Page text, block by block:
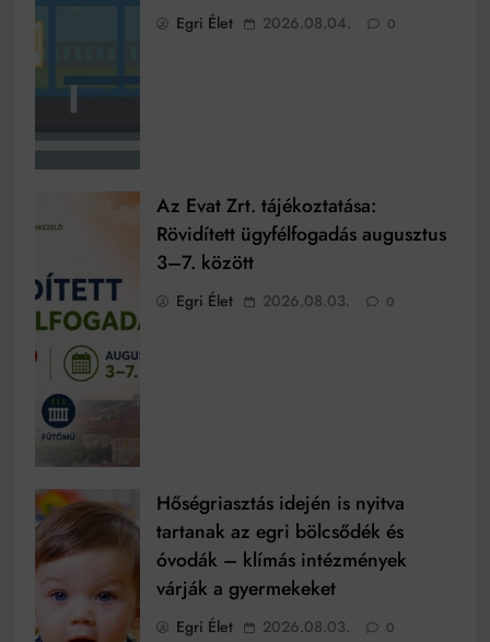
Egri Élet 2026.08.04. 0
Az Evat Zrt. tájékoztatása:
Rövidített ügyfélfogadás augusztus
3–7. között
Egri Élet 2026.08.03. 0
Hőségriasztás idején is nyitva
tartanak az egri bölcsődék és
óvodák – klímás intézmények
várják a gyermekeket
Egri Élet 2026.08.03. 0